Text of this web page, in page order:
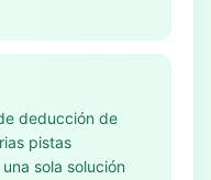
deducción de
pistas
sola solución